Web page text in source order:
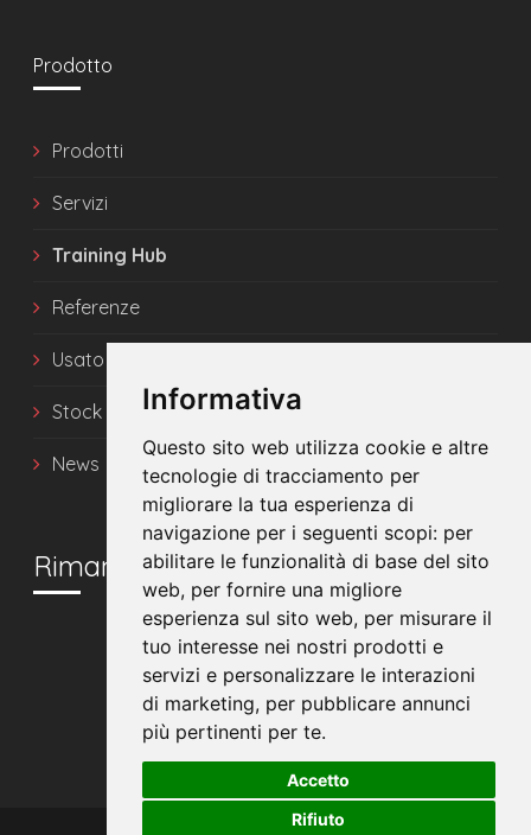
Informativa
Questo sito web utilizza cookie e altre
tecnologie di tracciamento per
migliorare la tua esperienza di
navigazione per i seguenti scopi: per
abilitare le funzionalità di base del sito
web, per fornire una migliore
esperienza sul sito web, per misurare il
tuo interesse nei nostri prodotti e
servizi e personalizzare le interazioni
di marketing, per pubblicare annunci
più pertinenti per te.
Accetto
Rifiuto
Prodotto
Prodotti
Servizi
Training Hub
Referenze
Usato
Stock
News
Rimani in contatto